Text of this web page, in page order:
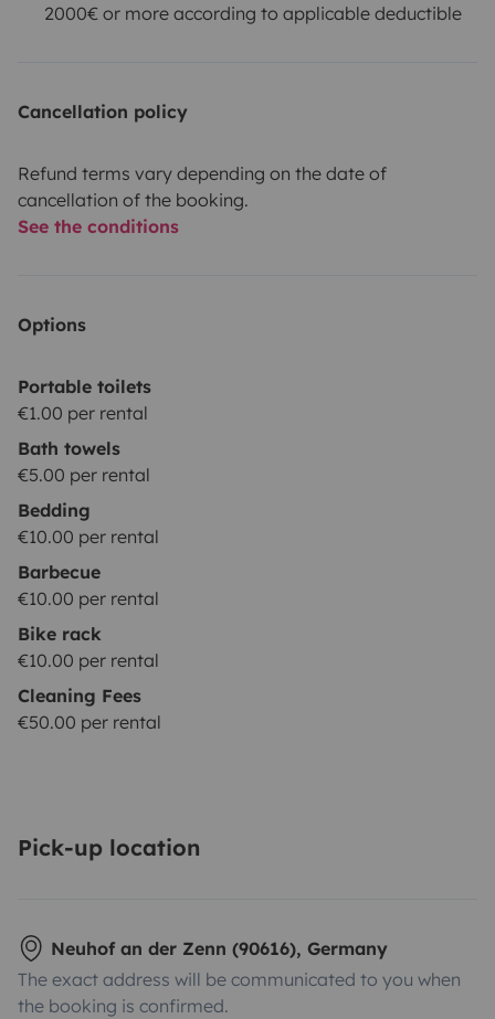
2000€ or more according to applicable deductible
Cancellation policy
Refund terms vary depending on the date of
cancellation of the booking.
See the conditions
Options
Portable toilets
€1.00 per rental
Bath towels
€5.00 per rental
Bedding
€10.00 per rental
Barbecue
€10.00 per rental
Bike rack
€10.00 per rental
Cleaning Fees
€50.00 per rental
Pick-up location
Neuhof an der Zenn (90616), Germany
The exact address will be communicated to you when
the booking is confirmed.